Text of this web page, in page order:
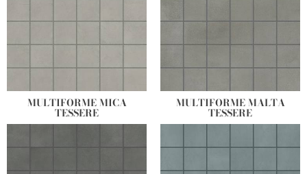
MULTIFORME MICA
TESSERE
MULTIFORME MALTA
TESSERE